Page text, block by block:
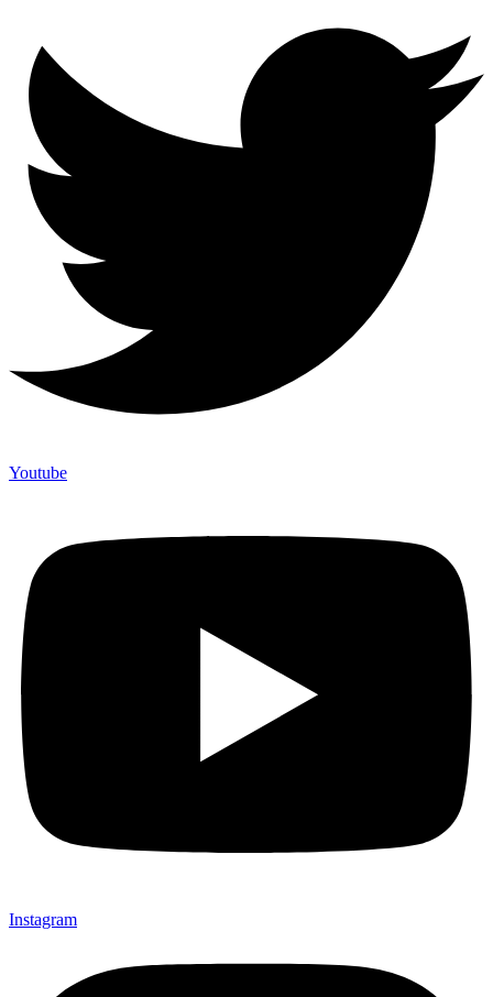
Youtube
Instagram